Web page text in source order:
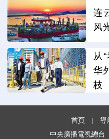
连
风
从
华
枝
首頁 | 導
中央廣播電視總台